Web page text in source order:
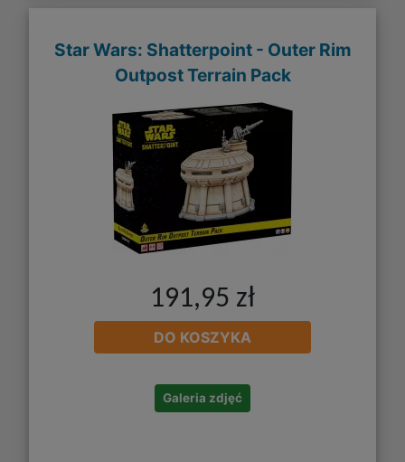
Star Wars: Shatterpoint - Outer Rim
Outpost Terrain Pack
191,95 zł
DO KOSZYKA
Galeria zdjęć